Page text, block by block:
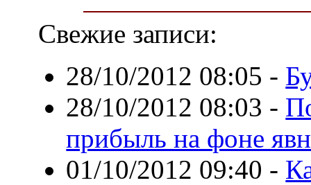
Свежие записи:
28/10/2012 08:05 -
28/10/2012 08:03 -
прибыль на фоне
01/10/2012 09:40 -